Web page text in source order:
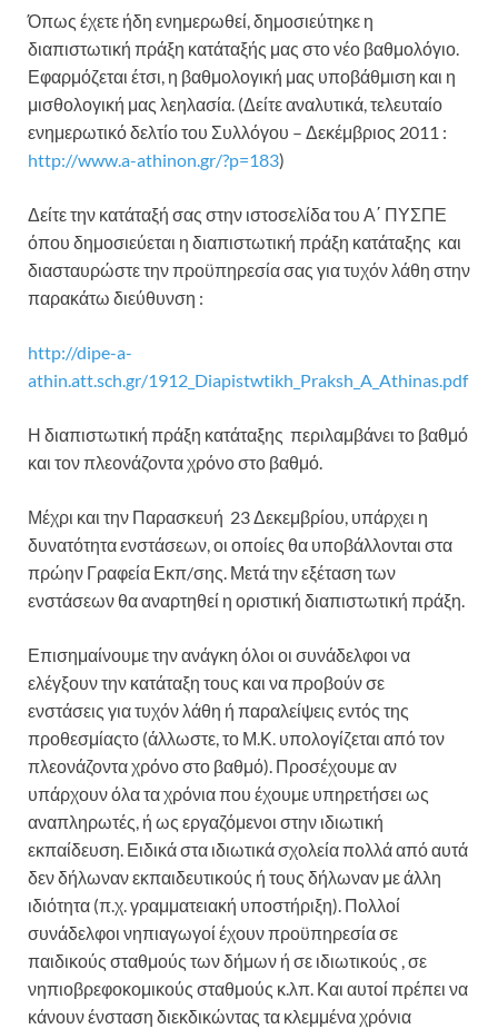
Όπως έχετε ήδη ενημερωθεί, δημοσιεύτηκε η
διαπιστωτική πράξη κατάταξής μας στο νέο βαθμολόγιο.
Εφαρμόζεται έτσι, η βαθμολογική μας υποβάθμιση και η
μισθολογική μας λεηλασία. (Δείτε αναλυτικά, τελευταίο
ενημερωτικό δελτίο του Συλλόγου – Δεκέμβριος 2011 :
http://www.a-athinon.gr/?p=183)
Δείτε την κατάταξή σας στην ιστοσελίδα του Α΄ ΠΥΣΠΕ
όπου δημοσιεύεται η διαπιστωτική πράξη κατάταξης και
διασταυρώστε την προϋπηρεσία σας για τυχόν λάθη στην
παρακάτω διεύθυνση :
http://dipe-a-
athin.att.sch.gr/1912_Diapistwtikh_Praksh_A_Athinas.pdf
Η διαπιστωτική πράξη κατάταξης περιλαμβάνει το βαθμό
και τον πλεονάζοντα χρόνο στο βαθμό.
Μέχρι και την Παρασκευή 23 Δεκεμβρίου, υπάρχει η
δυνατότητα ενστάσεων, οι οποίες θα υποβάλλονται στα
πρώην Γραφεία Εκπ/σης. Μετά την εξέταση των
ενστάσεων θα αναρτηθεί η οριστική διαπιστωτική πράξη.
Επισημαίνουμε την ανάγκη όλοι οι συνάδελφοι να
ελέγξουν την κατάταξη τους και να προβούν σε
ενστάσεις για τυχόν λάθη ή παραλείψεις εντός της
προθεσμίαςτο (άλλωστε, το Μ.Κ. υπολογίζεται από τον
πλεονάζοντα χρόνο στο βαθμό). Προσέχουμε αν
υπάρχουν όλα τα χρόνια που έχουμε υπηρετήσει ως
αναπληρωτές, ή ως εργαζόμενοι στην ιδιωτική
εκπαίδευση. Ειδικά στα ιδιωτικά σχολεία πολλά από αυτά
δεν δήλωναν εκπαιδευτικούς ή τους δήλωναν με άλλη
ιδιότητα (π.χ. γραμματειακή υποστήριξη). Πολλοί
συνάδελφοι νηπιαγωγοί έχουν προϋπηρεσία σε
παιδικούς σταθμούς των δήμων ή σε ιδιωτικούς , σε
νηπιοβρεφοκομικούς σταθμούς κ.λπ. Και αυτοί πρέπει να
κάνουν ένσταση διεκδικώντας τα κλεμμένα χρόνια